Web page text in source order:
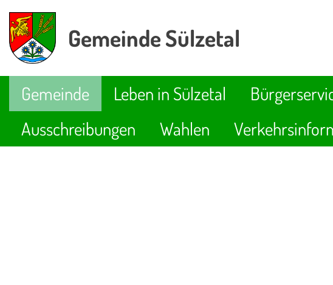
Gemeinde Sülzetal
Gemeinde Leben in Sülzetal
Ausschreibungen
Wahlen